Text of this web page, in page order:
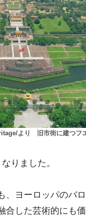
より 旧市街に建つフ
りました。
ヨーロッパのバ
した芸術的にも